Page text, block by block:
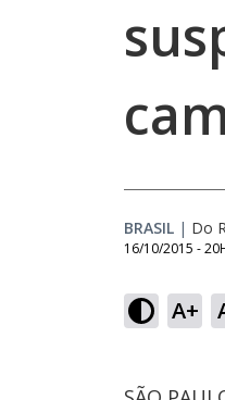
BRASIL | Do
16/10/2015 -
A+